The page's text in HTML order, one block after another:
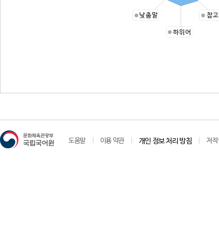
참
하위어
낮춤말
도움말 이용 약관 개인 정보 처리 방침 저